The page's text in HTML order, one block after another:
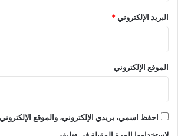
البريد الإلكتروني*
الموقع الإلكتروني
احفظ اسمي، بريدي الإلكتروني، والموقع